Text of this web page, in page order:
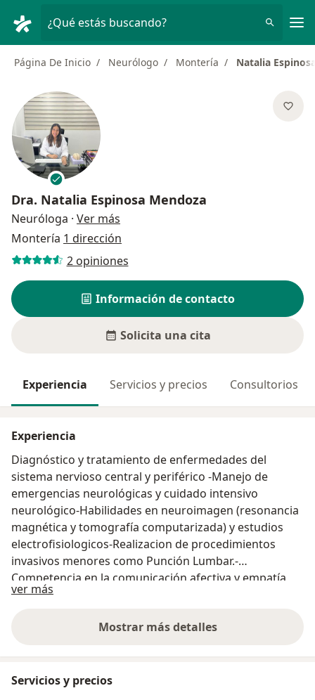
¿Qué estás buscando?
Página De Inicio Neurólogo Montería Natalia
Dra. Natalia Espinosa Mendoza
Neuróloga · Ver más
Montería 1 dirección
2 opiniones
Información de contacto
Solicita una cita
Experiencia Servicios y precios Consultorios
Experiencia
Diagnóstico y tratamiento de enfermedades del
sistema nervioso central y periférico -Manejo de
emergencias neurológicas y cuidado intensivo
neurológico-Habilidades en neuroimagen (resonancia
magnética y tomografía computarizada) y estudios
electrofisiologicos-Realizacion de procedimientos
invasivos menores como Punción Lumbar.-
Competencia en la comunicación afectiva y empatía
con pacientes y familiares
ver más
Mostrar más detalles
sobre la experiencia
Servicios y precios